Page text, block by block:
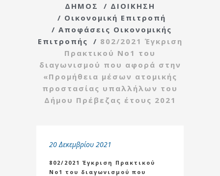
ΔΗΜΟΣ / ΔΙΟΙΚΗΣΗ
/ Οικονομική Επιτροπή
/ Αποφάσεις Οικονομικής
Επιτροπής
/ 802/2021 Έγκριση
Πρακτικού Νο1 του
διαγωνισμού που αφορά στην
«Προμήθεια μέσων ατομικής
προστασίας υπαλλήλων του
Δήμου Πρέβεζας έτους 2021
20 Δεκεμβρίου 2021
802/2021 Έγκριση Πρακτικού
Νο1 του διαγωνισμού που